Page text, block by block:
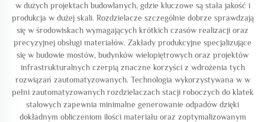
w dużych projektach budowlanych, gdzie kluczowe są stała jakość i
produkcja w dużej skali. Rozdzielacze szczególnie dobrze sprawdzają
się w środowiskach wymagających krótkich czasów realizacji oraz
precyzyjnej obsługi materiałów. Zakłady produkcyjne specjalizujące
się w budowie mostów, budynków wielopiętrowych oraz projektów
infrastrukturalnych czerpią znaczne korzyści z wdrożenia tych
rozwiązań zautomatyzowanych. Technologia wykorzystywana w w
pełni zautomatyzowanych rozdzielaczach stacji roboczych do klatek
stalowych zapewnia minimalne generowanie odpadów dzięki
dokładnym obliczeniom ilości materiału oraz zoptymalizowanym